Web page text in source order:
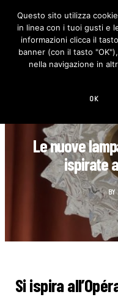
Le nuove
ispirate
BY
Si ispira
Questo sito utilizza
in linea con i tuoi gusti e
informazioni clicca il
banner (con il tasto
nella navigazione in
OK